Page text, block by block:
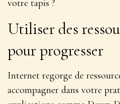
votre tapis ?
Utiliser des
pour progresser
Internet regorge de
accompagner dans votre